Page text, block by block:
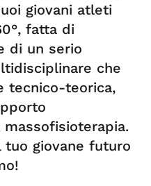
giovani atleti
fatta di
di un serio
che
tecnico-teorica,
tuo giovane futuro